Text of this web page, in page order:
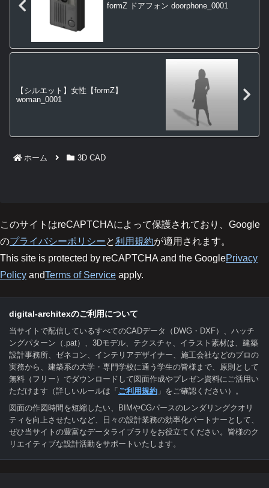
formZ ドアフォン doorphone_0001
【シルエット】女性【formZ】
woman_0001
ホーム 3D CAD
このサイトはreCAPTCHAによって保護されており、Google
のプライバシーポリシーと利用規約が適用されます。
This site is protected by reCAPTCHA and the GooglePrivacy
Policy andTerms of Service apply.
digital-architexのご利用について
当サイトで配信しているすべてのCADデータ（DWG・DXF）、ハッチ
ングパターン（.pat）、3Dモデル、テクスチャ、イラスト素材は、建築
設計事務所、ゼネコン、インテリアデザイナー、施工会社などのプロの
実務から、建築系の大学・専門学校に通う学生の皆様まで、原則として
無料（フリー）でダウンロードして図面作成やプレゼン資料にご活用い
ただけます（詳しいルールは「ご利用規約 」をご確認ください）。
図面の作図時間を短縮したい、BIMやCGパースのレンダリングクオリ
ティを向上させたいなど、日々の設計業務の効率化パートナーとして、
ぜひ当サイトの豊富なデータライブラリをお役立てください。皆様のク
リエイティブな設計活動をサポートいたします。